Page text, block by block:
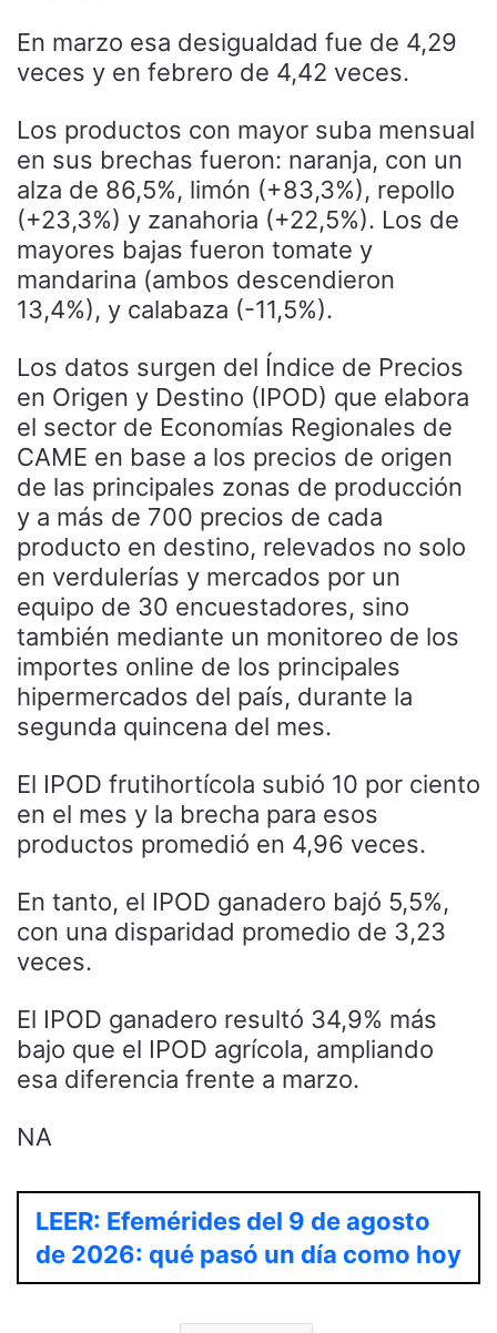
En marzo esa desigualdad fue de 4,29
veces y en febrero de 4,42 veces.
Los productos con mayor suba mensual
en sus brechas fueron: naranja, con un
alza de 86,5%, limón (+83,3%), repollo
(+23,3%) y zanahoria (+22,5%). Los de
mayores bajas fueron tomate y
mandarina (ambos descendieron
13,4%), y calabaza (-11,5%).
Los datos surgen del Índice de Precios
en Origen y Destino (IPOD) que elabora
el sector de Economías Regionales de
CAME en base a los precios de origen
de las principales zonas de producción
y a más de 700 precios de cada
producto en destino, relevados no solo
en verdulerías y mercados por un
equipo de 30 encuestadores, sino
también mediante un monitoreo de los
importes online de los principales
hipermercados del país, durante la
segunda quincena del mes.
El IPOD frutihortícola subió 10 por ciento
en el mes y la brecha para esos
productos promedió en 4,96 veces.
En tanto, el IPOD ganadero bajó 5,5%,
con una disparidad promedio de 3,23
veces.
El IPOD ganadero resultó 34,9% más
bajo que el IPOD agrícola, ampliando
esa diferencia frente a marzo.
NA
LEER: Efemérides del 9 de agosto
de 2026: qué pasó un día como hoy